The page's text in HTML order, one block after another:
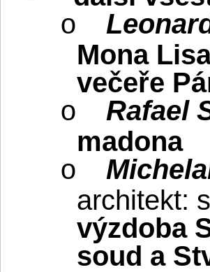
o
Mona
večeře
o Rafael
madona
o
architekt:
výzdoba
soud a